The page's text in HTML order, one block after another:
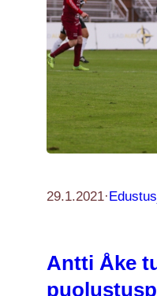
29.1.2021·
Antti Åke